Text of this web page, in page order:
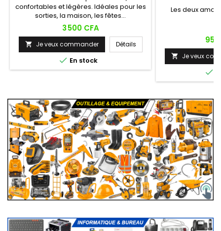
confortables et légères. Idéales pour les
sorties, la maison, les fêtes…
Prix
3 500 CFA
 Je veux commander Détails
 En stock
Les deux
Prix
95
 Je veux
